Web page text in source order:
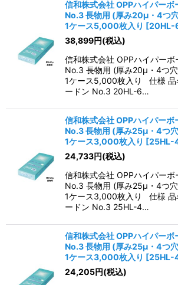
信和株式会社 OPPハイパーボ
No.3 長物用 (厚み20μ・4つ
1ケース5,000枚入り [20HL-
38,899円(税込)
信和株式会社 OPPハイパーボ
No.3 長物用 (厚み20μ・4つ
1ケース5,000枚入り 仕様 品
ードン No.3 20HL-6…
信和株式会社 OPPハイパーボ
No.3 長物用 (厚み25μ・4つ
1ケース3,000枚入り [25HL-
24,733円(税込)
信和株式会社 OPPハイパーボ
No.3 長物用 (厚み25μ・4つ
1ケース3,000枚入り 仕様 品
ードン No.3 25HL-4…
信和株式会社 OPPハイパーボ
No.3 長物用 (厚み25μ・4つ
1ケース3,000枚入り [25HL-
24,205円(税込)